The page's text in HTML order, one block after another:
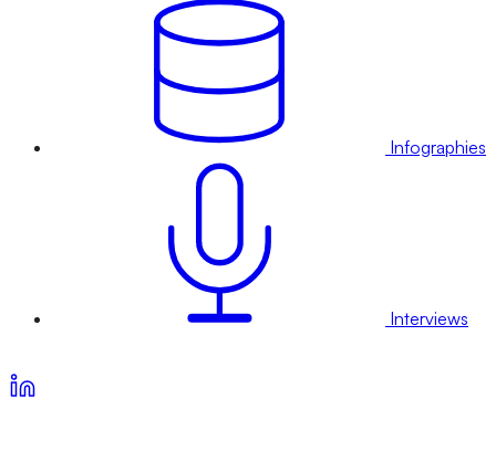
Infographies
Interviews